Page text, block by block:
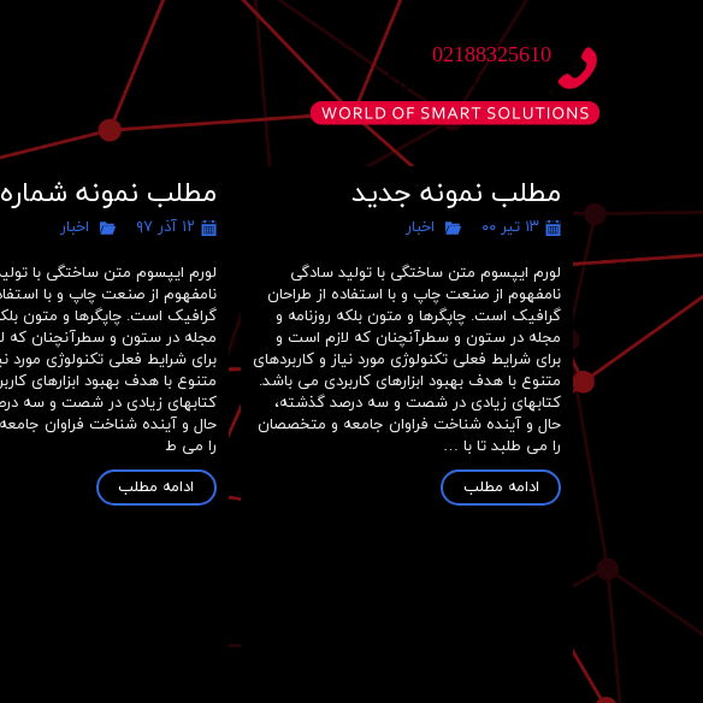
شنبه تا چهارشنبه - 9 الی 17
02188325610
مطلب نمونه جدید
۱۳ تیر ۰۰ اخبار
لورم ایپسوم متن ساختگی با تولید سادگی
نامفهوم از صنعت چاپ و با استفاده از طراحان
گرافیک است. چاپگرها و متون بلکه روزنامه و
مجله در ستون و سطرآنچنان که لازم است و
برای شرایط فعلی تکنولوژی مورد نیاز و کاربردهای
متنوع با هدف بهبود ابزارهای کاربردی می باشد.
کتابهای زیادی در شصت و سه درصد گذشته،
حال و آینده شناخت فراوان جامعه و متخصصان
را می طلبد تا با …
ادامه مطلب
مطلب نمونه
۱۲ آذر ۹۷ اخبار
لورم ایپسوم متن ساختگی با
نامفهوم از صنعت چاپ و با
گرافیک است. چاپگرها و متون
مجله در ستون و سطرآنچنان که
برای شرایط فعلی تکنولوژی مورد
متنوع با هدف بهبود ابزارهای
کتابهای زیادی در شصت و سه
حال و آینده شناخت فراوان
را می ط
ادامه مطلب